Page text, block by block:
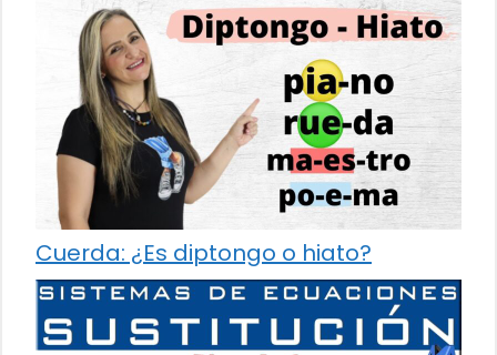
Cuerda: ¿Es diptongo o hiato?